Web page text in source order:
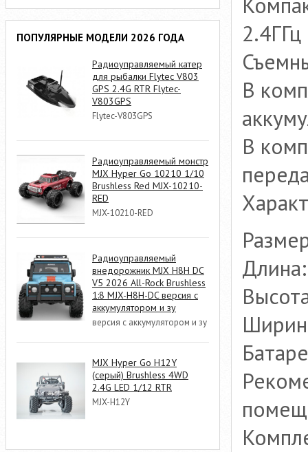
ПОПУЛЯРНЫЕ МОДЕЛИ 2026 ГОДА
Радиоуправляемый катер
для рыбалки Flytec V803
GPS 2.4G RTR Flytec-
V803GPS
Flytec-V803GPS
Радиоуправляемый монстр
MJX Hyper Go 10210 1/10
Brushless Red MJX-10210-
RED
MJX-10210-RED
Радиоуправляемый
внедорожник MJX H8H DC
V5 2026 All-Rock Brushless
1:8 MJX-H8H-DC версия с
аккумулятором и зу
версия с аккумулятором и зу
MJX Hyper Go H12Y
(серый) Brushless 4WD
2.4G LED 1/12 RTR
MJX-H12Y
2.4ГГц
В
В